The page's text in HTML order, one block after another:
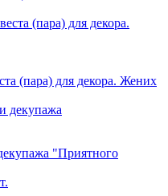
(пара) для декора. Жених
"Приятного